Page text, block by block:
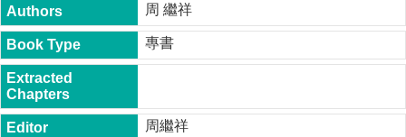
F
a
c
u
l
t
y
周 繼祥
專書
周繼祥